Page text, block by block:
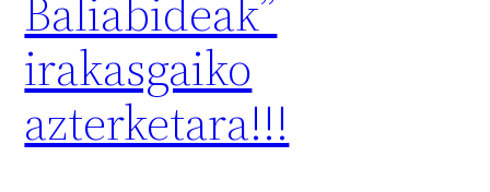
Baliabideak”
irakasgaiko
azterketara!!!